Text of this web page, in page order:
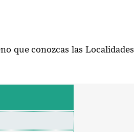
que conozcas las Localidades